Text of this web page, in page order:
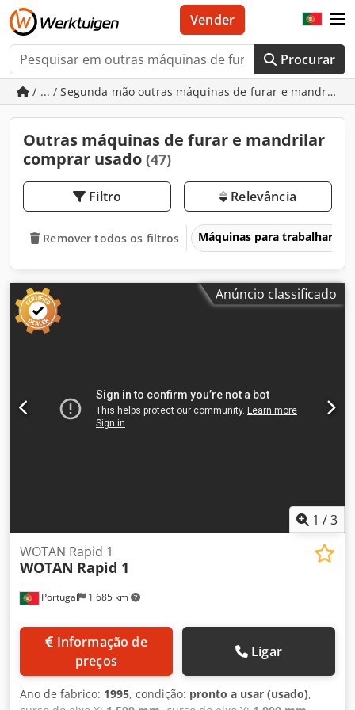
Procurar
Vender
/ ... / Segunda mão outras máquinas de furar e mandrilar
Outras máquinas de furar e mandrilar
comprar usado (47)
Filtro Relevância
Remover todos os filtros Máquinas para trabalhar
Anúncio classificado
1 /3
Portugal 1 685 km
WOTAN Rapid 1
WOTAN Rapid 1
preços
Ligar
Ano de fabrico: 1995, condição: pronto a usar (usado),